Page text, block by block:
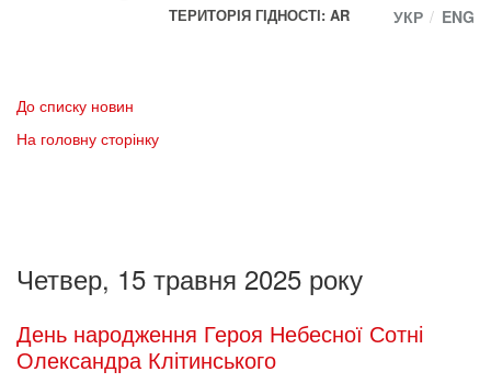
ТЕРИТОРІЯ ГІДНОСТІ: AR
УКР ENG
До списку новин
На головну сторінку
Четвер, 15 травня 2025 року
День народження Героя Небесної Сотні
Олександра Клітинського